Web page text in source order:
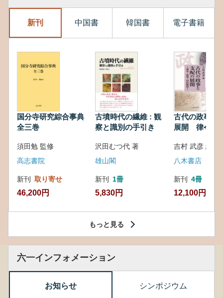
新刊 中国書 韓国書 電子書籍
国分寺研究綜合事典
全三巻
須田勉 監修
高志書院
新刊 取り寄せ
46,200円
古墳時代の繊維 : 観
察と識別の手引き
沢田むつ代 著
雄山閣
新刊 1冊
5,830円
古代の政事と
展開 律令・
吉村 武彦 編集
八木書店
新刊 4冊
12,100円
もっと見る
六一インフォメーション
お知らせ シンポジウム